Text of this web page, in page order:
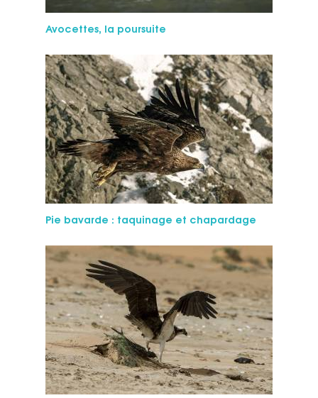
Avocettes, la poursuite
Pie bavarde : taquinage et chapardage